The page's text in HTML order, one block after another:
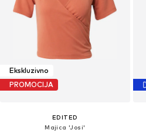
Ekskluzivno
PROMOCIJA
EDITED
Majica 'Josi'